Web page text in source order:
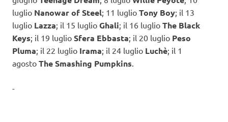
luglio Nanowar of Steel; 11 luglio Tony Boy; il 13
luglio Lazza; il 15 luglio Ghali; il 16 luglio The Black
Keys; il 19 luglio Sfera Ebbasta; il 20 luglio Peso
Pluma; il 22 luglio Irama; il 24 luglio Luchè; il 1
agosto The Smashing Pumpkins
-